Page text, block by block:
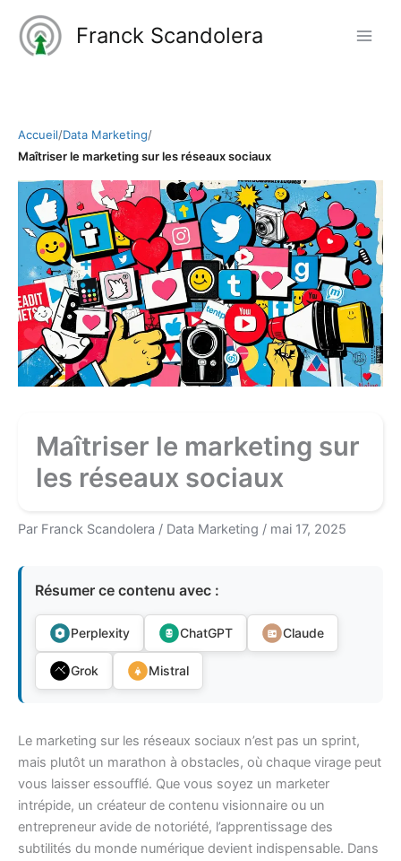
contenu
Franck Scandolera
Accueil/Data Marketing/
Maîtriser le marketing sur les réseaux sociaux
Maîtriser le marketing sur
les réseaux sociaux
Par Franck Scandolera / Data Marketing / mai 17, 2025
Résumer ce contenu avec :
Perplexity ChatGPT Claude
Grok Mistral
Le marketing sur les réseaux sociaux n’est pas un sprint,
mais plutôt un marathon à obstacles, où chaque virage peut
vous laisser essoufflé. Que vous soyez un marketer
intrépide, un créateur de contenu visionnaire ou un
entrepreneur avide de notoriété, l’apprentissage des
subtilités du monde numérique devient indispensable. Dans